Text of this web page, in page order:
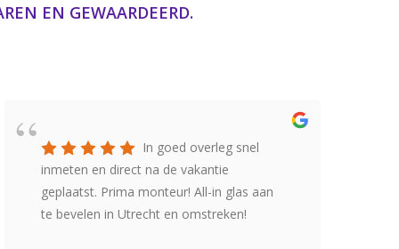
EN GEWAARDEERD.
In goed overleg snel
inmeten en direct na de vakantie
geplaatst. Prima monteur! All-in glas aan
te bevelen in Utrecht en omstreken!